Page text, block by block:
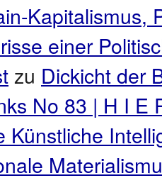
Kapitalismus,
einer
zu Dickicht der
No 83 | H I E
Künstliche